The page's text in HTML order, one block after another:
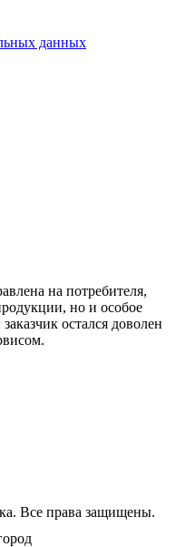
данных
на потребителя,
но и особое
остался доволен
Все права защищены.